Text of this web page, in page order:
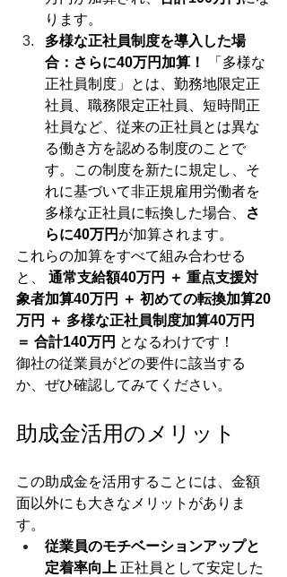
ります。
多様な正社員制度を導入した場
合：さらに40万円加算！
「多様な
正社員制度」とは、勤務地限定正
社員、職務限定正社員、短時間正
社員など、従来の正社員とは異な
る働き方を認める制度のことで
す。この制度を新たに規定し、そ
れに基づいて非正規雇用労働者を
多様な正社員に転換した場合、
さ
らに40万円 が加算されます。
これらの加算をすべて組み合わせる
と、 通常支給額40万円 ＋ 重点支援対
象者加算40万円 ＋ 初めての転換加算20
万円 ＋ 多様な正社員制度加算40万円
＝ 合計140万円 となるわけです！
御社の従業員がどの要件に該当する
か、ぜひ確認してみてください。
助成金活用のメリット
この助成金を活用することには、金額
面以外にも大きなメリットがありま
す。
従業員のモチベーションアップと
定着率向上 正社員として安定した